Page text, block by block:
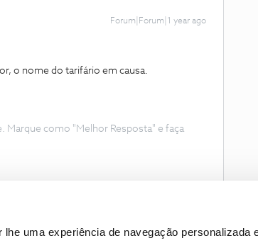
uma experiência de navegação personalizada
Forum|Forum|1 year ago
o nome do tarifário em causa.
Marque como "Melhor Resposta" e faça